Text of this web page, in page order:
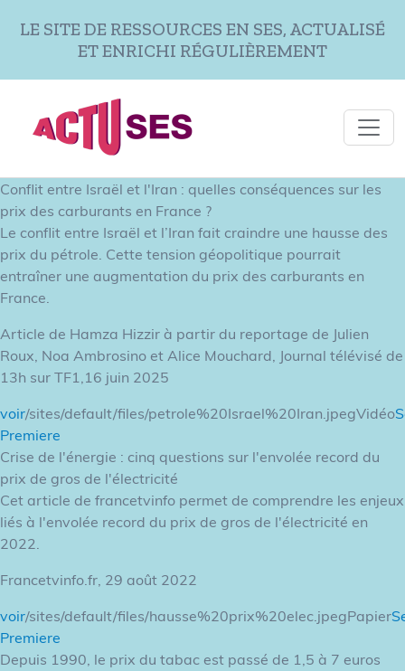
LE SITE DE RESSOURCES EN SES, ACTUALISÉ
ET ENRICHI RÉGULIÈREMENT
Conflit entre Israël et l'Iran : quelles conséquences sur les
prix des carburants en France ?
Le conflit entre Israël et l’Iran fait craindre une hausse des
prix du pétrole. Cette tension géopolitique pourrait
entraîner une augmentation du prix des carburants en
France.
Article de Hamza Hizzir à partir du reportage de Julien
Roux, Noa Ambrosino et Alice Mouchard, Journal télévisé de
13h sur TF1,16 juin 2025
voir/sites/default/files/petrole%20Israel%20Iran.jpegVidéo
Premiere
Crise de l'énergie : cinq questions sur l'envolée record du
prix de gros de l'électricité
Cet article de francetvinfo permet de comprendre les enjeux
liés à l'envolée record du prix de gros de l'électricité en
2022.
Francetvinfo.fr, 29 août 2022
voir/sites/default/files/hausse%20prix%20elec.jpegPapier
Premiere
Depuis 1990, le prix du tabac est passé de 1,5 à 7 euros